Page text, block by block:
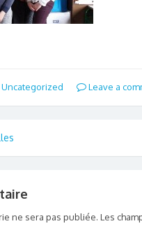
Uncategorized Leave a
ne sera pas publiée. Les